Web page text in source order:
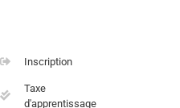
Inscription
Taxe
d'apprentissage